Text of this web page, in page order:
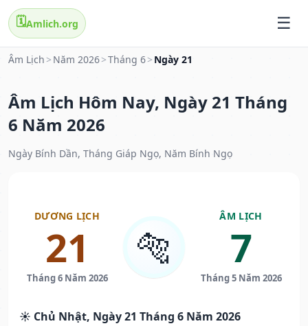
🗓️Amlich.org
Âm Lịch > Năm 2026>Tháng 6> Ngày 21
Âm Lịch Hôm Nay, Ngày 21 Tháng
6 Năm 2026
Ngày Bính Dần, Tháng Giáp Ngọ, Năm Bính Ngọ
DƯƠNG LỊCH
21
Tháng 6 Năm 2026
🐅
ÂM LỊCH
7
Tháng 5 Năm 2026
☀️ Chủ Nhật, Ngày 21 Tháng 6 Năm 2026